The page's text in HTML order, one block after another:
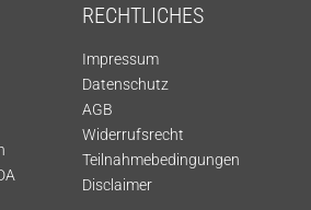
RECHTLICHES
Impressum
Datenschutz
AGB
Widerrufsrecht
Teilnahmebedingungen
Disclaimer